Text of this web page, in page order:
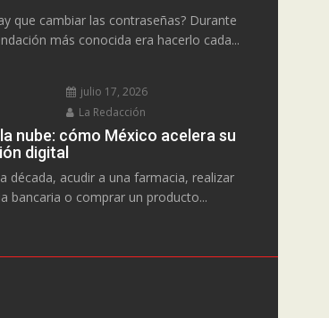
que cambiar las contraseñas? Durante
más conocida era hacerlo cada...
julio 17, 2026
La Redacción
nube: cómo México acelera su
digital
década, acudir a una farmacia, realizar
bancaria o comprar un producto...